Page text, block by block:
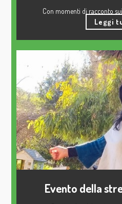
Con momenti di racconto
metamorfosi di Ovidio o
Esercizi semplici per riscoprire
unita ad una camminata
miti delle piante e
Durata: dalle
Adatto a
A seconda del mito dell'albero
riconnessione o
Leggi
Evento della